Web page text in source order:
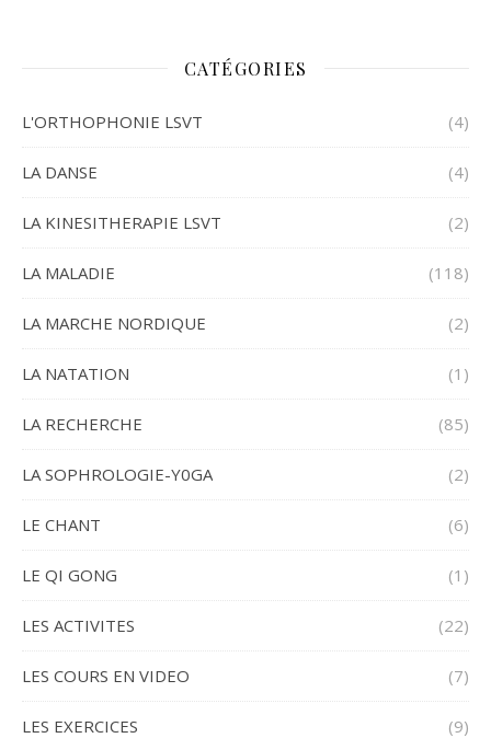
CATÉGORIES
L'ORTHOPHONIE LSVT (4)
LA DANSE (4)
LA KINESITHERAPIE LSVT (2)
LA MALADIE (118)
LA MARCHE NORDIQUE (2)
LA NATATION (1)
LA RECHERCHE (85)
LA SOPHROLOGIE-Y0GA (2)
LE CHANT (6)
LE QI GONG (1)
LES ACTIVITES (22)
LES COURS EN VIDEO (7)
LES EXERCICES (9)